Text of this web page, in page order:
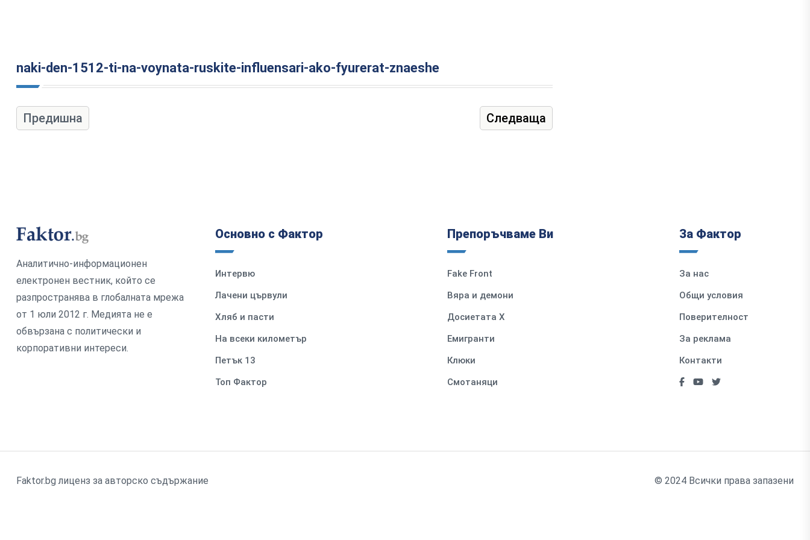
naki-den-1512-ti-na-voynata-ruskite-influensari-ako-fyurerat-znaeshe
Предишна Следваща
Аналитично-информационен
електронен вестник, който се
разпространява в глобалната мрежа
от 1 юли 2012 г. Медията не е
обвързана с политически и
корпоративни интереси.
Основно с Фактор
Интервю
Лачени цървули
Хляб и пасти
На всеки километър
Петък 13
Топ Фактор
Препоръчваме Ви
Fake Front
Вяра и демони
Досиетата Х
Емигранти
Клюки
Смотаняци
За Фактор
За нас
Общи условия
Поверителност
За реклама
Контакти
Faktor.bg лиценз за авторско съдържание © 2024 Всички права запазени